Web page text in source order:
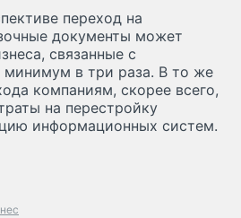
переход на
документы может
связанные с
минимум в три раза. В то же
компаниям, скорее всего,
на перестройку
информационных систем.